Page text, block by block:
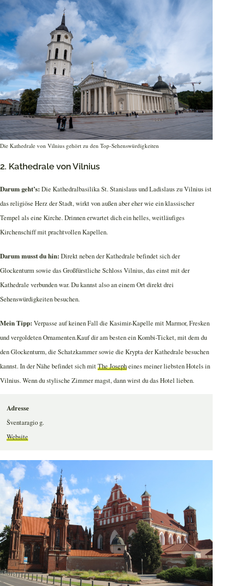
Die Kathedrale von Vilnius gehört zu den Top-Sehenswürdigkeiten
2. Kathedrale von Vilnius
Darum geht’s: Die Kathedralbasilika St. Stanislaus und Ladislaus zu Vilnius ist
das religiöse Herz der Stadt, wirkt von außen aber eher wie ein klassischer
Tempel als eine Kirche. Drinnen erwartet dich ein helles, weitläufiges
Kirchenschiff mit prachtvollen Kapellen.
Darum musst du hin: Direkt neben der Kathedrale befindet sich der
Glockenturm sowie das Großfürstliche Schloss Vilnius, das einst mit der
Kathedrale verbunden war. Du kannst also an einem Ort direkt drei
Sehenswürdigkeiten besuchen.
Mein Tipp: Verpasse auf keinen Fall die Kasimir-Kapelle mit Marmor, Fresken
und vergoldeten Ornamenten.Kauf dir am besten ein Kombi-Ticket, mit dem du
den Glockenturm, die Schatzkammer sowie die Krypta der Kathedrale besuchen
kannst. In der Nähe befindet sich mitThe Josepheines meiner liebsten Hotels in
Vilnius. Wenn du stylische Zimmer magst, dann wirst du das Hotel lieben.
Adresse
Šventaragio g.
Website